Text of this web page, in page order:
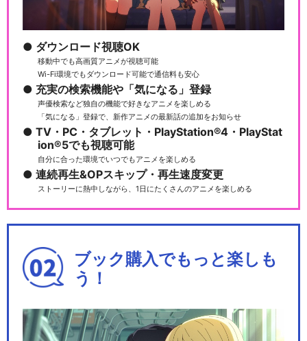
ダウンロード視聴OK
移動中でも高画質アニメが視聴可能
Wi-Fi環境でもダウンロード可能で通信料も安心
充実の検索機能や「気になる」登録
声優検索など独自の機能で好きなアニメを楽しめる
「気になる」登録で、新作アニメの最新話の追加をお知らせ
TV・PC・タブレット・PlayStation®4・PlayStat
ion®5でも視聴可能
自分に合った環境でいつでもアニメを楽しめる
連続再生&OPスキップ・再生速度変更
ストーリーに熱中しながら、1日にたくさんのアニメを楽しめる
ブック購入でもっと楽しも
う！